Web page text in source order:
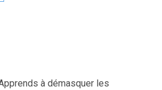
à démasquer les